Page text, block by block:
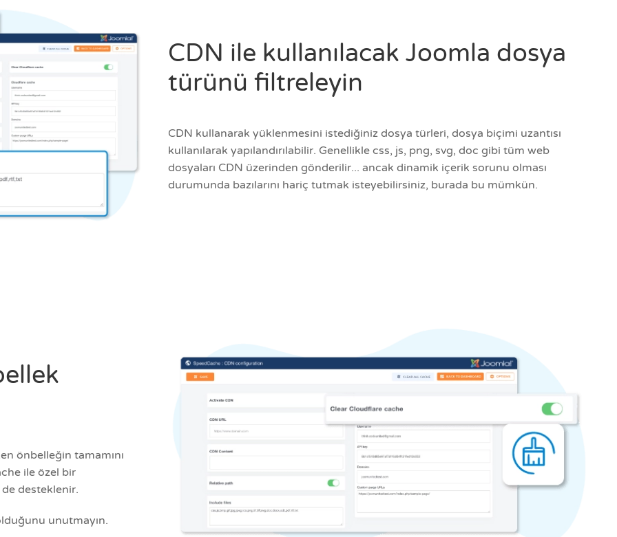
CDN ile kullanılacak Joomla dosya
türünü filtreleyin
CDN kullanarak yüklenmesini istediğiniz dosya türleri, dosya biçimi uzantısı
kullanılarak yapılandırılabilir. Genellikle css, js, png, svg, doc gibi tüm web
dosyaları CDN üzerinden gönderilir... ancak dinamik içerik sorunu olması
durumunda bazılarını hariç tutmak isteyebilirsiniz, burada bu mümkün.
önbelleğin tamamını
ile özel bir
desteklenir.
unutmayın.